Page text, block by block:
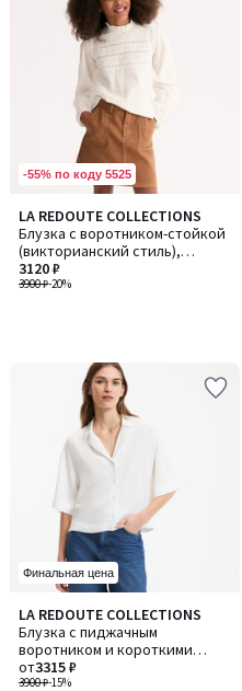
-55% по коду 5525
LA REDOUTE COLLECTIONS
Блузка с воротником-стойкой
(викторианский стиль),
длинными рукавами и
вышитыми деталями
3900 ₽-20%
3120 ₽
Финальная цена
LA REDOUTE COLLECTIONS
Блузка с пиджачным
воротником и короткими
рукавами
3900 ₽-15%
от3315 ₽
4,5
/ 5
Количество
цветов:
2